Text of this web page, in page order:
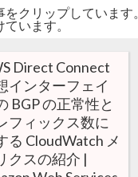
クリップしていま
います。
Direct Connect
インターフェイ
BGP の正常性と
フィックス数に
る CloudWatch メ
クスの紹介 |